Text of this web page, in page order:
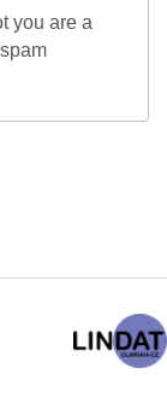
you are a